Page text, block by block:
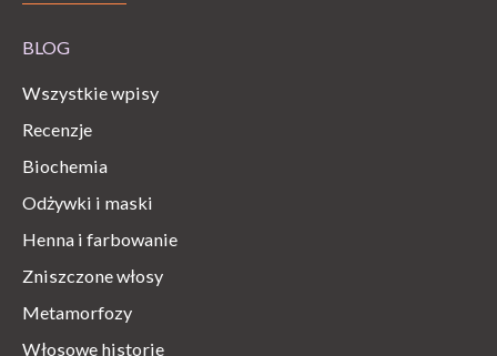
BLOG
Wszystkie wpisy
Recenzje
Biochemia
Odżywki i maski
Henna i farbowanie
Zniszczone włosy
Metamorfozy
Włosowe historie